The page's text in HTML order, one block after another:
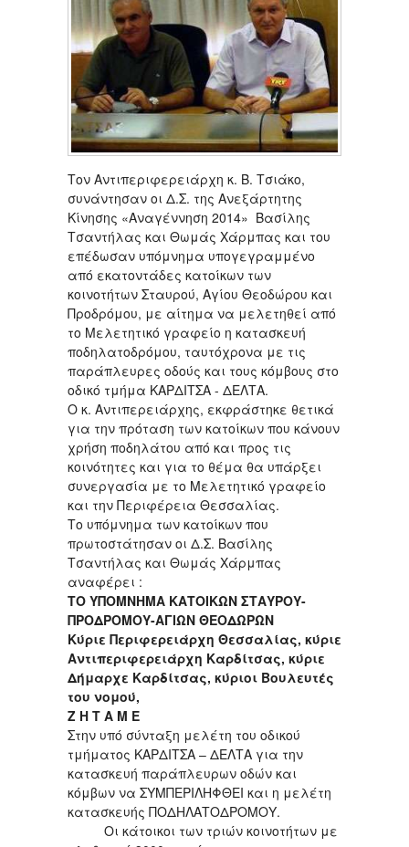
Τον Αντιπεριφερειάρχη κ. Β. Τσιάκο,
συνάντησαν οι Δ.Σ. της Ανεξάρτητης
Κίνησης «Αναγέννηση 2014» Βασίλης
Τσαντήλας και Θωμάς Χάρμπας και του
επέδωσαν υπόμνημα υπογεγραμμένο
από εκατοντάδες κατοίκων των
κοινοτήτων Σταυρού, Αγίου Θεοδώρου και
Προδρόμου, με αίτημα να μελετηθεί από
το Μελετητικό γραφείο η κατασκευή
ποδηλατοδρόμου, ταυτόχρονα με τις
παράπλευρες οδούς και τους κόμβους στο
οδικό τμήμα ΚΑΡΔΙΤΣΑ - ΔΕΛΤΑ.
Ο κ. Αντιπερειάρχης, εκφράστηκε θετικά
για την πρόταση των κατοίκων που κάνουν
χρήση ποδηλάτου από και προς τις
κοινότητες και για το θέμα θα υπάρξει
συνεργασία με το Μελετητικό γραφείο
και την Περιφέρεια Θεσσαλίας.
Το υπόμνημα των κατοίκων που
πρωτοστάτησαν οι Δ.Σ. Βασίλης
Τσαντήλας και Θωμάς Χάρμπας
αναφέρει :
ΤΟ ΥΠΟΜΝΗΜΑ ΚΑΤΟΙΚΩΝ ΣΤΑΥΡΟΥ-
ΠΡΟΔΡΟΜΟΥ-ΑΓΙΩΝ ΘΕΟΔΩΡΩΝ
Κύριε Περιφερειάρχη Θεσσαλίας, κύριε
Αντιπεριφερειάρχη Καρδίτσας, κύριε
Δήμαρχε Καρδίτσας, κύριοι Βουλευτές
του νομού,
Ζ Η Τ Α Μ Ε
Στην υπό σύνταξη μελέτη του οδικού
τμήματος ΚΑΡΔΙΤΣΑ – ΔΕΛΤΑ για την
κατασκευή παράπλευρων οδών και
κόμβων να ΣΥΜΠΕΡΙΛΗΦΘΕΙ και η μελέτη
κατασκευής ΠΟΔΗΛΑΤΟΔΡΟΜΟΥ.
Οι κάτοικοι των τριών κοινοτήτων με